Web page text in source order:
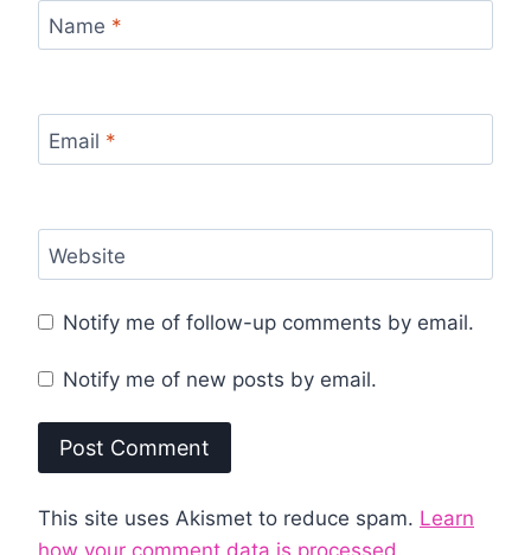
Name *
Email *
Website
Notify me of follow-up comments by email.
Notify me of new posts by email.
This site uses Akismet to reduce spam. Learn